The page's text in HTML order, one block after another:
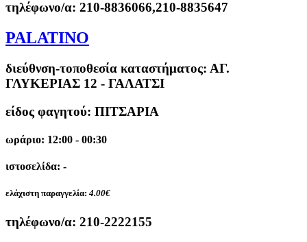
τηλέφωνο/α: 210-8836066,210-8835647
PALATINO
διεύθνση-τοποθεσία καταστήματος: ΑΓ.
ΓΛΥΚΕΡΙΑΣ 12 - ΓΑΛΑΤΣΙ
είδος φαγητού: ΠΙΤΣΑΡΙΑ
ωράριο: 12:00 - 00:30
ιστοσελίδα: -
ελάχιστη παραγγελία: 4.00€
τηλέφωνο/α: 210-2222155